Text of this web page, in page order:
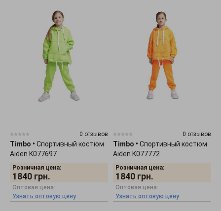
0 отзывов
Timbo • Спортивный костюм
Aiden K077697
Розничная цена:
1840 грн.
Оптовая цена:
Узнать оптовую цену
0 отзывов
Timbo • Спортивный костюм
Aiden K077772
Розничная цена:
1840 грн.
Оптовая цена:
Узнать оптовую цену